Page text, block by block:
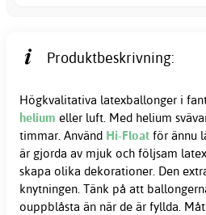
Produktbeskrivning:
Högkvalitativa latexballonger i
helium eller luft. Med helium
timmar. Använd Hi-Float för ännu
är gjorda av mjuk och följsam
skapa olika dekorationer. Den
knytningen. Tänk på att
ouppblåsta än när de är fyllda.